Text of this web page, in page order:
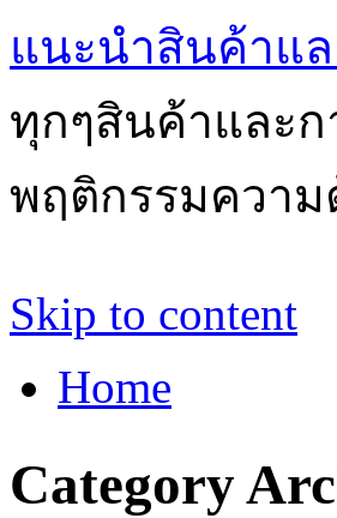
แนะนำสินค้าแล
ทุกๆสินค้าและ
พฤติกรรมความ
Skip to content
Home
Category